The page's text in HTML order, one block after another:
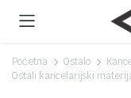
Početna Ostalo
Ostali kancelarijski